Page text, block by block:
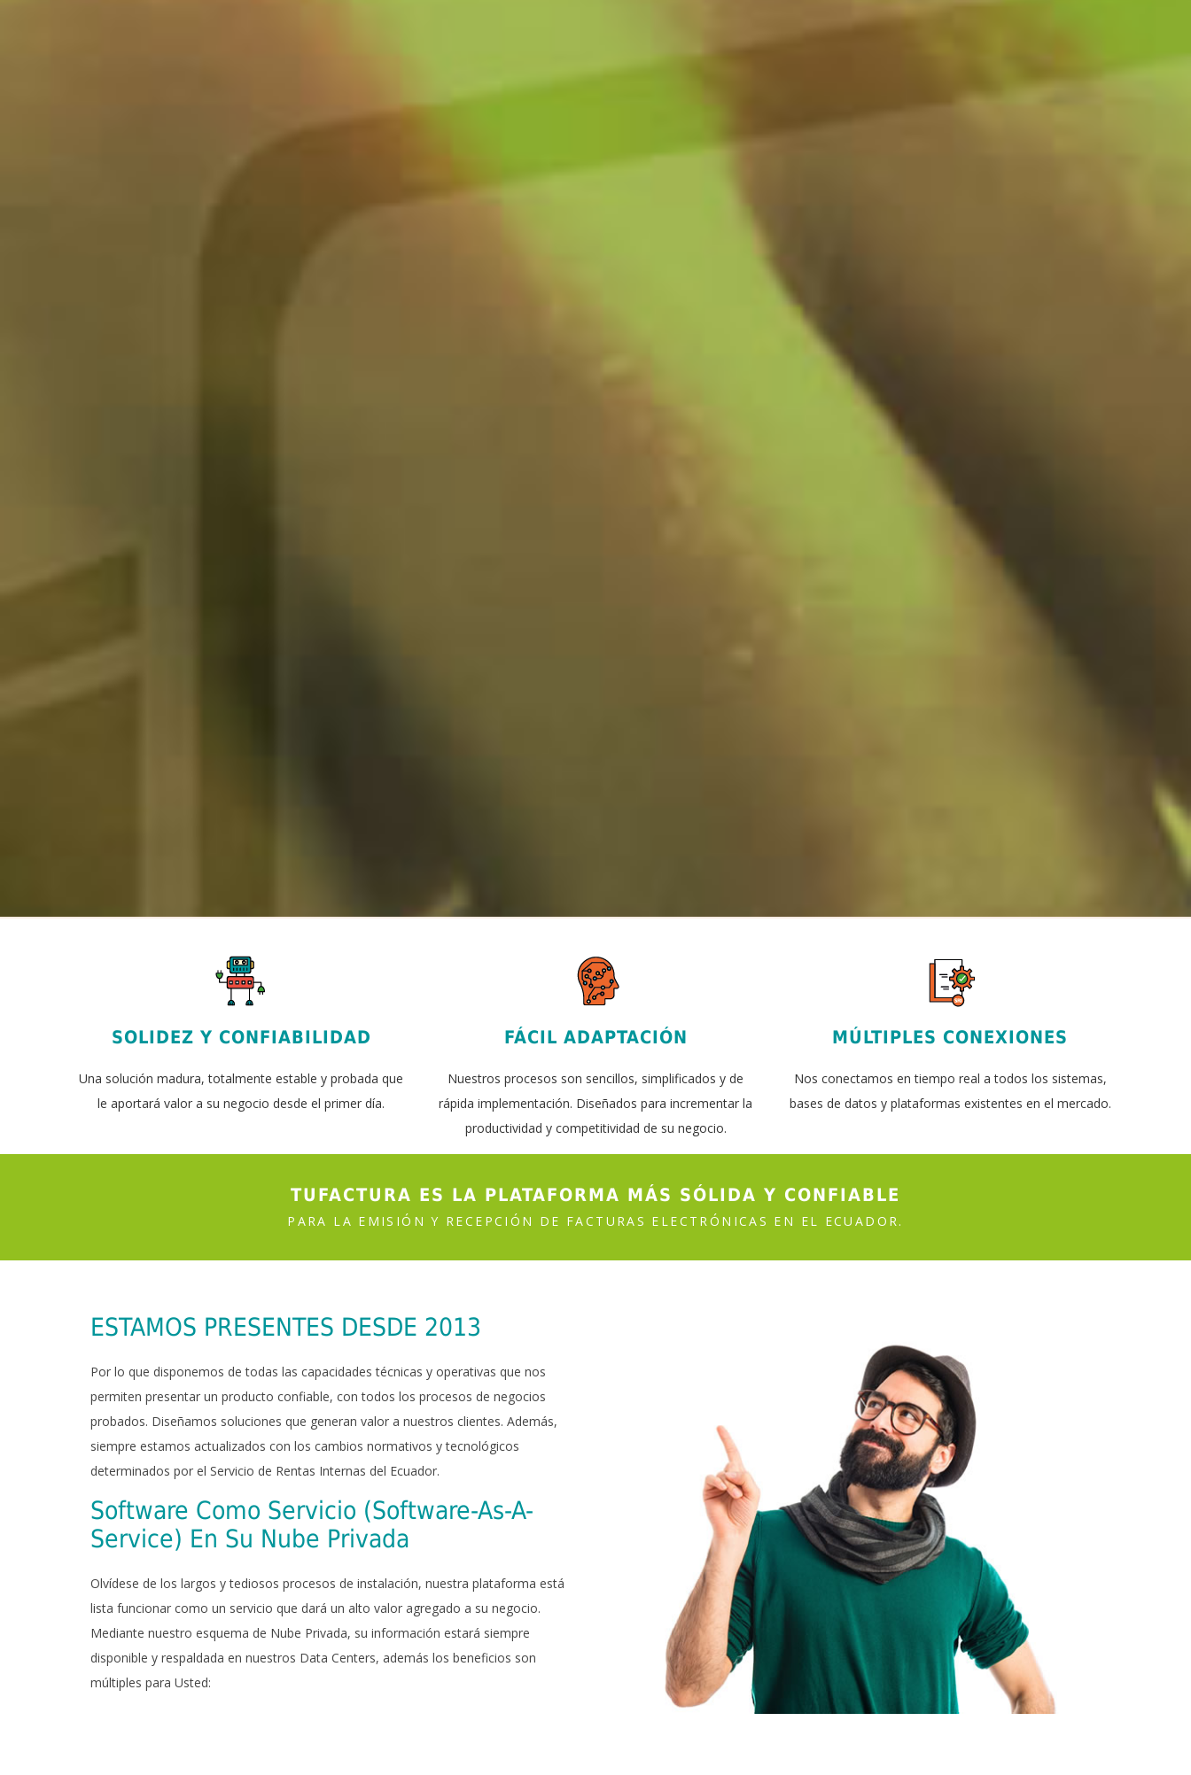
SOLIDEZ Y CONFIABILIDAD
Una solución madura, totalmente estable y probada que
le aportará valor a su negocio desde el primer día.
FÁCIL ADAPTACIÓN
Nuestros procesos son sencillos, simplificados y de
rápida implementación. Diseñados para incrementar la
productividad y competitividad de su negocio.
MÚLTIPLES CONEXIONES
Nos conectamos en tiempo real a todos los sistemas,
bases de datos y plataformas existentes en el mercado.
TUFACTURA ES LA PLATAFORMA MÁS SÓLIDA Y CONFIABLE
PARA LA EMISIÓN Y RECEPCIÓN DE FACTURAS ELECTRÓNICAS EN EL ECUADOR.
ESTAMOS PRESENTES DESDE 2013
Por lo que disponemos de todas las capacidades técnicas y operativas que nos
permiten presentar un producto confiable, con todos los procesos de negocios
probados. Diseñamos soluciones que generan valor a nuestros clientes. Además,
siempre estamos actualizados con los cambios normativos y tecnológicos
determinados por el Servicio de Rentas Internas del Ecuador.
Software Como Servicio (Software-As-A-
Service) En Su Nube Privada
Olvídese de los largos y tediosos procesos de instalación, nuestra plataforma está
lista funcionar como un servicio que dará un alto valor agregado a su negocio.
Mediante nuestro esquema de Nube Privada, su información estará siempre
disponible y respaldada en nuestros Data Centers, además los beneficios son
múltiples para Usted: